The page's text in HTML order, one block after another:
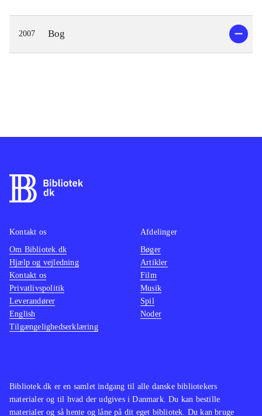
2007 Bog
Bibliotek.dk er en samlet indgang til alle danske bibliotekers
materialer og til hvad der udgives i Danmark. Du kan bestille
materialer og så hente og låne på dit eget bibliotek. Du kan bruge
Kontakt os
Om Bibliotek.dk
Hjælp og vejledning
Kontakt os
Privatlivspolitik
Leverandører
English
Tilgængelighedserklæring
Afdelinger
Bøger
Artikler
Film
Musik
Spil
Noder